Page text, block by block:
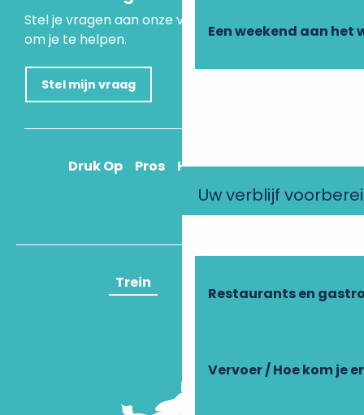
Een weekend aan het
Uw verblijf
Restaurants en
Vervoer / Hoe kom je
Stel je vragen aan onze virtuele assistent, die er is
om je te helpen.
Stel mijn vraag
Druk Op Pros Hoe kom ik daar?
Trein